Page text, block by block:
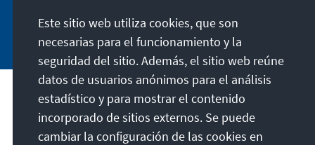
Jetzt abonnieren
Nuestra misión
Contacto
Este sitio web utiliza cookies, que son
necesarias para el funcionamiento y la
seguridad del sitio. Además, el sitio web reúne
datos de usuarios anónimos para el análisis
estadístico y para mostrar el contenido
incorporado de sitios externos. Se puede
cambiar la configuración de las cookies en